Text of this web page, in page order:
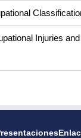
Injuries